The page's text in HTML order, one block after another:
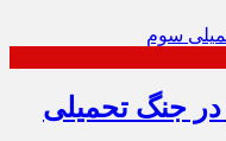
جنگ تحمیلی